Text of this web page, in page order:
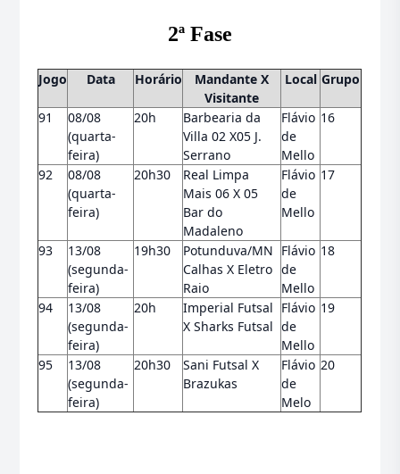
2ª Fase
Jogo Data Horário
Mandante X
Visitante
Local Grupo
91
08/08
(quarta-
feira)
20h
Barbearia da
Villa 02 X05 J.
Serrano
Flávio
de
Mello
16
92
08/08
(quarta-
feira)
20h30
Real Limpa
Mais 06 X 05
Bar do
Madaleno
Flávio
de
Mello
17
93
13/08
(segunda-
feira)
19h30
Potunduva/MN
Calhas X Eletro
Raio
Flávio
de
Mello
18
94
13/08
(segunda-
feira)
20h
Imperial Futsal
X Sharks Futsal
Flávio
de
Mello
19
95
13/08
(segunda-
feira)
20h30
Sani Futsal X
Brazukas
Flávio
de
Melo
20